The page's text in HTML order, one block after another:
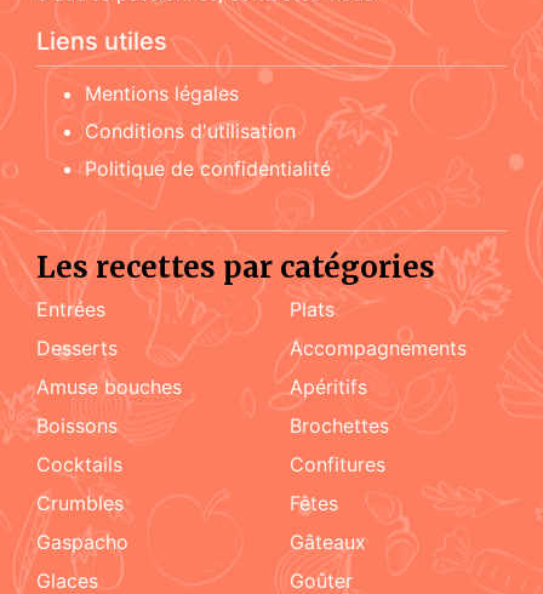
Liens utiles
Mentions légales
Conditions d'utilisation
Politique de confidentialité
Les recettes par catégories
Entrées
Plats
Desserts
accompagnements
amuse bouches
apéritifs
boissons
brochettes
cocktails
confitures
crumbles
fêtes
Gaspacho
gâteaux
glaces
goûter